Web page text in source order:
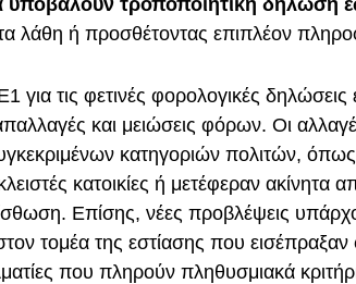
υποβάλουν τροποποιητική δήλωση
λάθη ή προσθέτοντας επιπλέον
για τις φετινές φορολογικές δηλώσεις
και μειώσεις φόρων. Οι
κατηγοριών πολιτών,
κατοικίες ή μετέφεραν ακίνητα
Επίσης, νέες προβλέψεις
τομέα της εστίασης που
που πληρούν πληθυσμιακά